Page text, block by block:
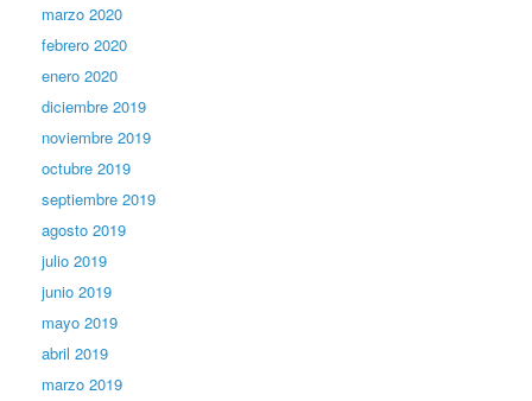
marzo 2020
febrero 2020
enero 2020
diciembre 2019
noviembre 2019
octubre 2019
septiembre 2019
agosto 2019
julio 2019
junio 2019
mayo 2019
abril 2019
marzo 2019